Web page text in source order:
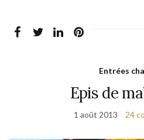
Entrées
Epis de
1 août 2013 24